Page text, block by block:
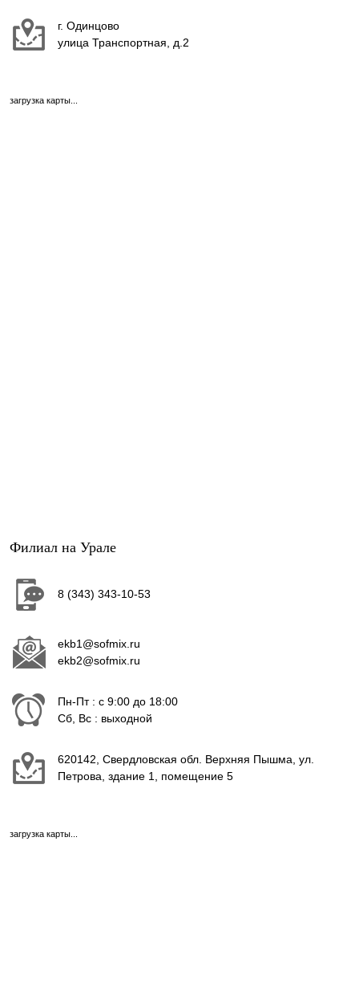
г. Одинцово
улица Транспортная, д.2
загрузка карты...
Филиал на Урале
8 (343) 343-10-53
ekb1@sofmix.ru
ekb2@sofmix.ru
Пн-Пт : с 9:00 до 18:00
Сб, Вс : выходной
620142, Свердловская обл. Верхняя Пышма, ул.
Петрова, здание 1, помещение 5
загрузка карты...